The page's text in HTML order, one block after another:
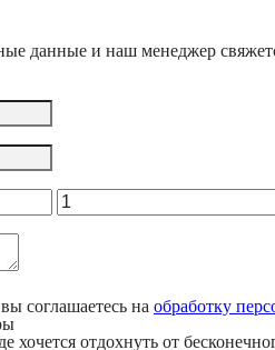
данные и наш менеджер
соглашаетесь на обработку
хочется отдохнуть от